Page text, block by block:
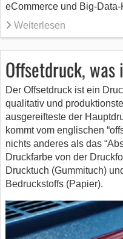
eCommerce und Big-
Weiterlesen
Offsetdruck, was
Der Offsetdruck ist ein
qualitativ und
ausgereifteste der
kommt vom englischen
nichts anderes als das
Druckfarbe von der
Drucktuch (Gummituch)
Bedruckstoffs (Papier).